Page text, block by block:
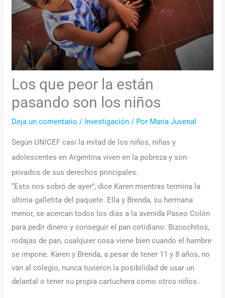
Los que peor la están
pasando son los niños
Deja un comentario / Investigación / Por Maria Juvenal
Según UNICEF casi la mitad de los niños, niñas y
adolescentes en Argentina viven en la pobreza y son
privados de sus derechos principales.
“Esto nos sobró de ayer”, dice Karen mientras termina la
última galletita del paquete. Ella y Brenda, su hermana
menor, se acercan todos los días a la avenida Paseo Colón
para pedir dinero y conseguir el pan cotidiano. Bizcochitos,
rodajas de pan, cualquier cosa viene bien cuando el hambre
se impone. Karen y Brenda, a pesar de tener 11 y 8 años, no
van al colegio, nunca tuvieron la posibilidad de usar un
delantal o tener su propia cartuchera como otros niños.